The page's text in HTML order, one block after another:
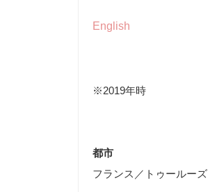
English
※2019年時
都市
フランス／トゥールーズ